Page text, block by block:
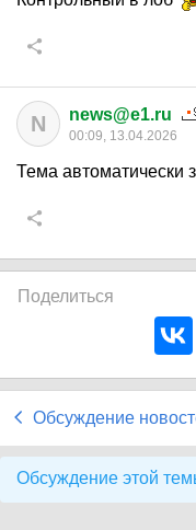
N news@e1.ru
00:09, 13.04.2026
Тема автоматически
Поделиться
Обсуждение
Обсуждение этой